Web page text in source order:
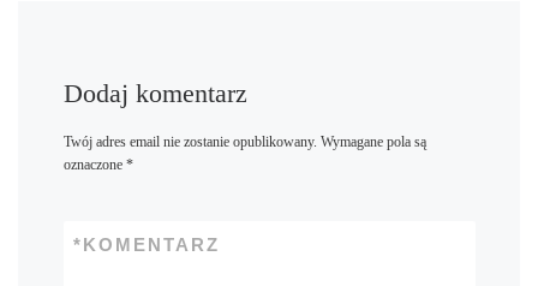
Dodaj komentarz
Twój adres email nie zostanie opublikowany. Wymagane pola są
oznaczone *
KOMENTARZ
*